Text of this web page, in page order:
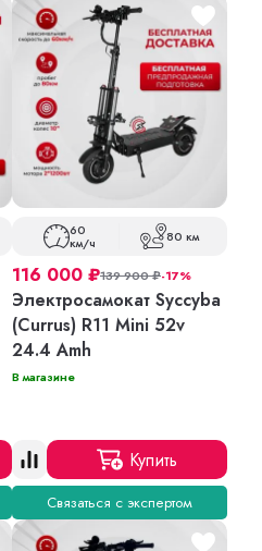
60
км/ч 80 км
116 000 ₽139 900₽-17%
Электросамокат Syccyba
(Currus) R11 Mini 52v
24.4 Amh
В магазине
Купить
Связаться с экспертом